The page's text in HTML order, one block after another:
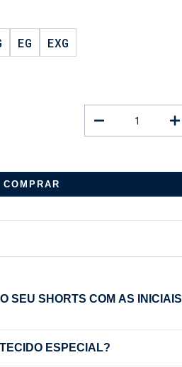
EG EXG
COMPRAR
SEU SHORTS COM AS INICIAIS
ESPECIAL?